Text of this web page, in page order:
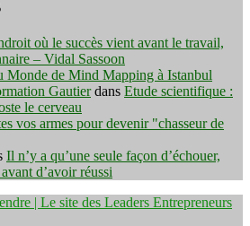
où le succès vient avant le travail,
– Vidal Sassoon
Monde de Mind Mapping à Istanbul
Gautierdans Etude scientifique :
le cerveau
vos armes pour devenir "chasseur de
Il n’y a qu’une seule façon d’échouer,
d’avoir réussi
| Le site des Leaders Entrepreneurs